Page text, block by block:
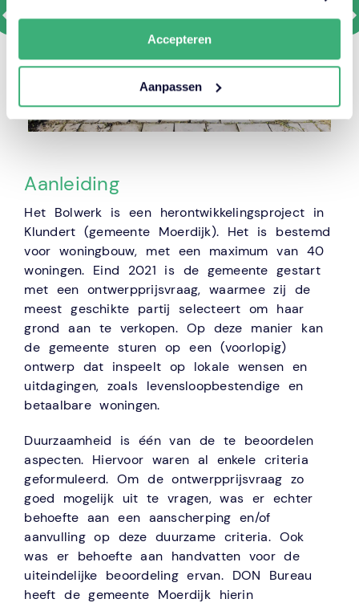
Accepteren
Aanpassen
Aanleiding
Het Bolwerk is een herontwikkelingsproject in
Klundert (gemeente Moerdijk). Het is bestemd
voor woningbouw, met een maximum van 40
woningen. Eind 2021 is de gemeente gestart
met een ontwerpprijsvraag, waarmee zij de
meest geschikte partij selecteert om haar
grond aan te verkopen. Op deze manier kan
de gemeente sturen op een (voorlopig)
ontwerp dat inspeelt op lokale wensen en
uitdagingen, zoals levensloopbestendige en
betaalbare woningen.
Duurzaamheid is één van de te beoordelen
aspecten. Hiervoor waren al enkele criteria
geformuleerd. Om de ontwerpprijsvraag zo
goed mogelijk uit te vragen, was er echter
behoefte aan een aanscherping en/of
aanvulling op deze duurzame criteria. Ook
was er behoefte aan handvatten voor de
uiteindelijke beoordeling ervan. DON Bureau
heeft de gemeente Moerdijk hierin